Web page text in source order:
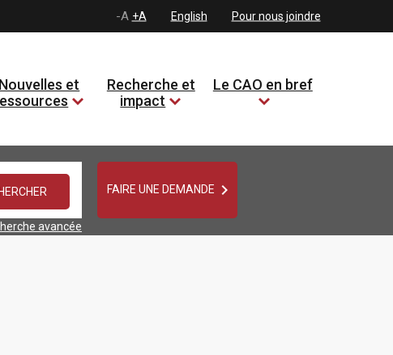
-A +A English Pour nous joindre
Nouvelles et
Recherche et
impact
Le CAO en bref
avancée
FAIRE UNE DEMANDE 